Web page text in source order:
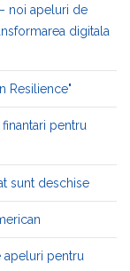
noi apeluri de
digitala
Resilience"
pentru
sunt deschise
apeluri pentru